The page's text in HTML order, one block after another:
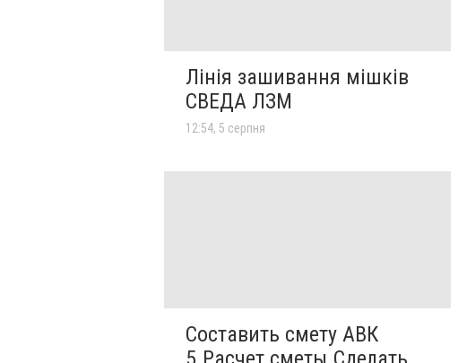
Лінія зашивання мішків
СВЕДА ЛЗМ
12:54, 5 серпня
Составить смету АВК